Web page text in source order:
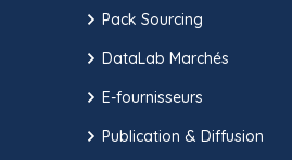
Pack Sourcing
DataLab Marchés
E-fournisseurs
Publication & Diffusion